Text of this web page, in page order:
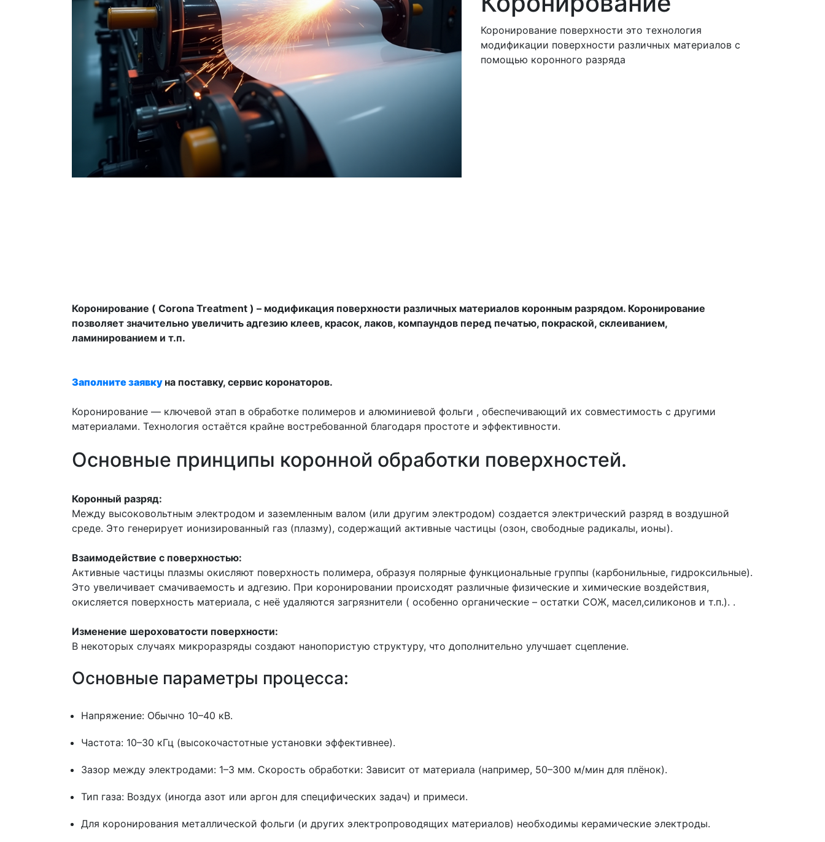
Коронирование поверхности это технология
модификации поверхности различных материалов с
помощью коронного разряда
Коронирование ( Corona Treatment ) – модификация поверхности различных материалов коронным разрядом. Коронирование
позволяет значительно увеличить адгезию клеев, красок, лаков, компаундов перед печатью, покраской, склеиванием,
ламинированием и т.п.
Заполните заявку на поставку, сервис коронаторов.
Коронирование — ключевой этап в обработке полимеров и алюминиевой фольги , обеспечивающий их совместимость с другими
материалами. Технология остаётся крайне востребованной благодаря простоте и эффективности.
Основные принципы коронной обработки поверхностей.
Коронный разряд:
Между высоковольтным электродом и заземленным валом (или другим электродом) создается электрический разряд в воздушной
среде. Это генерирует ионизированный газ (плазму), содержащий активные частицы (озон, свободные радикалы, ионы).
Взаимодействие с поверхностью:
Активные частицы плазмы окисляют поверхность полимера, образуя полярные функциональные группы (карбонильные, гидроксильные).
Это увеличивает смачиваемость и адгезию. При коронировании происходят различные физические и химические воздействия,
окисляется поверхность материала, с неё удаляются загрязнители ( особенно органические – остатки СОЖ, масел,силиконов и т.п.). .
Изменение шероховатости поверхности:
В некоторых случаях микроразряды создают нанопористую структуру, что дополнительно улучшает сцепление.
Основные параметры процесса:
Напряжение: Обычно 10–40 кВ.
Частота: 10–30 кГц (высокочастотные установки эффективнее).
Зазор между электродами: 1–3 мм. Скорость обработки: Зависит от материала (например, 50–300 м/мин для плёнок).
Тип газа: Воздух (иногда азот или аргон для специфических задач) и примеси.
Для коронирования металлической фольги (и других электропроводящих материалов) необходимы керамические электроды.